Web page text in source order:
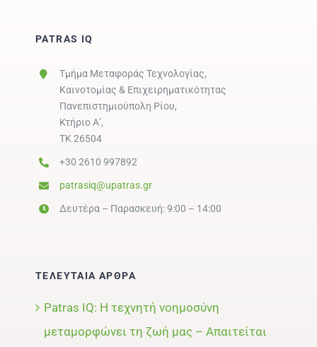
PATRAS IQ
Τμήμα Μεταφοράς Τεχνολογίας,
Καινοτομίας & Επιχειρηματικότητας
Πανεπιστημιούπολη Ρίου,
Κτήριο Α’,
ΤΚ 26504
+30 2610 997892
patrasiq@upatras.gr
Δευτέρα – Παρασκευή: 9:00 – 14:00
ΤΕΛΕΥΤΑΙΑ ΑΡΘΡΑ
Patras IQ: Η τεχνητή νοημοσύνη
μεταμορφώνει τη ζωή μας – Απαιτείται